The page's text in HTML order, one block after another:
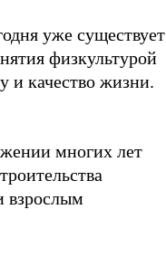
уже существует
физкультурой
и качество жизни.
многих лет
взрослым